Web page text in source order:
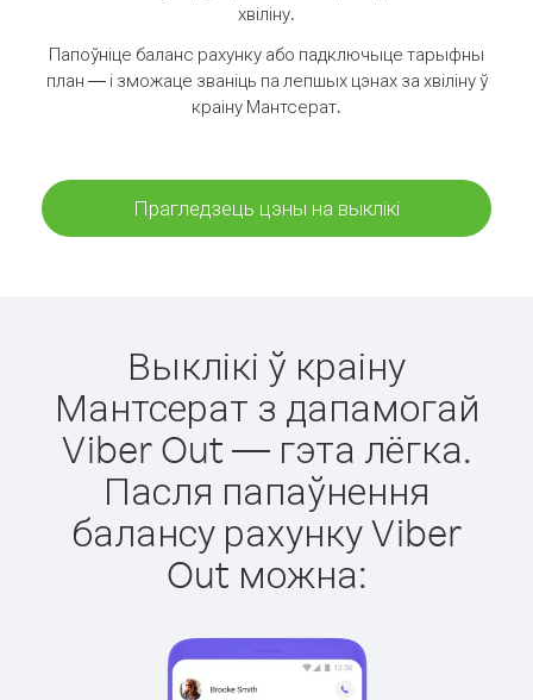
хвіліну.
Папоўніце баланс рахунку або падключыце тарыфны
план — і зможаце званіць па лепшых цэнах за хвіліну ў
краіну Мантсерат.
Прагледзець цэны на выклікі
Выклікі ў краіну
Мантсерат з дапамогай
Viber Out — гэта лёгка.
Пасля папаўнення
балансу рахунку Viber
Out можна: